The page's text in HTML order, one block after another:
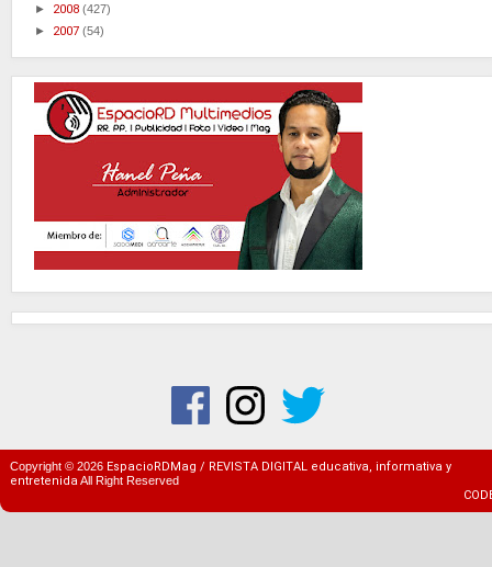
► 2008 (427)
► 2007 (54)
Copyright © 2026 EspacioRDMag / REVISTA DIGITAL educativa, informativa y
entretenidaAll Right Reserved